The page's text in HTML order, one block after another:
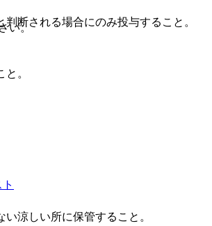
断される場合にのみ投与すること。
。
涼しい所に保管すること。
い。